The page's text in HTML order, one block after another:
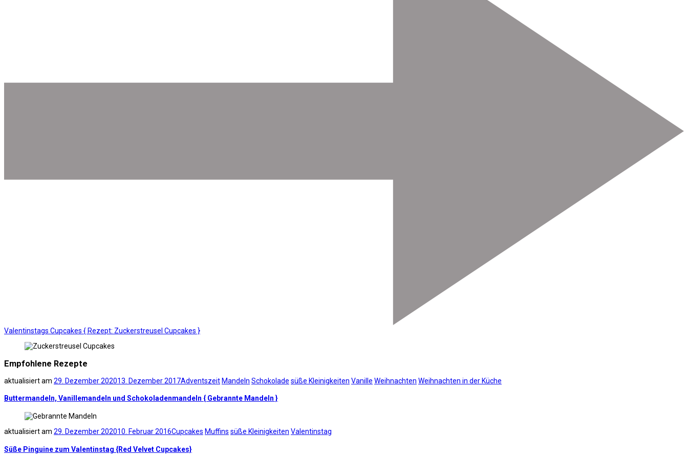
Valentinstags Cupcakes { Rezept: Zuckerstreusel Cupcakes }
Empfohlene Rezepte
aktualisiert am 29. Dezember 202013. Dezember 2017Adventszeit Mandeln Schokolade süße Kleinigkeiten Vanille Weihnachten Weihnachten in der Küche
Buttermandeln, Vanillemandeln und Schokoladenmandeln { Gebrannte Mandeln }
aktualisiert am 29. Dezember 202010. Februar 2016Cupcakes Muffins süße Kleinigkeiten Valentinstag
Süße Pinguine zum Valentinstag {Red Velvet Cupcakes}